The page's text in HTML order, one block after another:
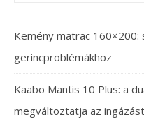
Kemény matrac 160×200:
gerincproblémákhoz
Kaabo Mantis 10 Plus: a
megváltoztatja az ingázást